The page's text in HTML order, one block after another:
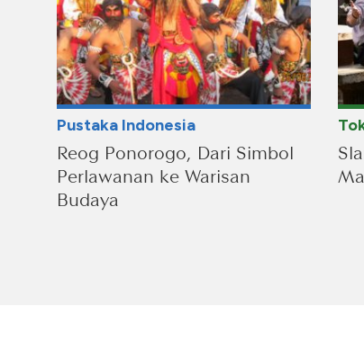
Pustaka Indonesia
Reog Ponorogo, Dari Simbol
Perlawanan ke Warisan
Budaya